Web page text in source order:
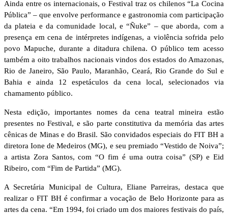
Ainda entre os internacionais, o Festival traz os chilenos “La Cocina
Pública” – que envolve performance e gastronomia com participação
da plateia e da comunidade local, e “Ñuke” – que aborda, com a
presença em cena de intérpretes indígenas, a violência sofrida pelo
povo Mapuche, durante a ditadura chilena. O público tem acesso
também a oito trabalhos nacionais vindos dos estados do Amazonas,
Rio de Janeiro, São Paulo, Maranhão, Ceará, Rio Grande do Sul e
Bahia e ainda 12 espetáculos da cena local, selecionados via
chamamento público.
Nesta edição, importantes nomes da cena teatral mineira estão
presentes no Festival, e são parte constitutiva da memória das artes
cênicas de Minas e do Brasil. São convidados especiais do FIT BH a
diretora Ione de Medeiros (MG), e seu premiado “Vestido de Noiva”;
a artista Zora Santos, com “O fim é uma outra coisa” (SP) e Eid
Ribeiro, com “Fim de Partida” (MG).
A Secretária Municipal de Cultura, Eliane Parreiras, destaca que
realizar o FIT BH é confirmar a vocação de Belo Horizonte para as
artes da cena. “Em 1994, foi criado um dos maiores festivais do país,